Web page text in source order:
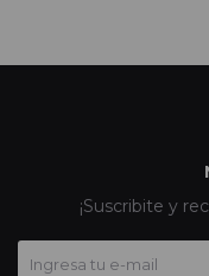
¡Suscribite y